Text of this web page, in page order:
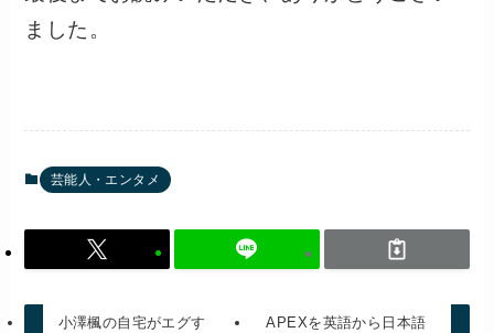
ました。
芸能人・エンタメ
小澤楓の自宅がエグす
APEXを英語から日本語